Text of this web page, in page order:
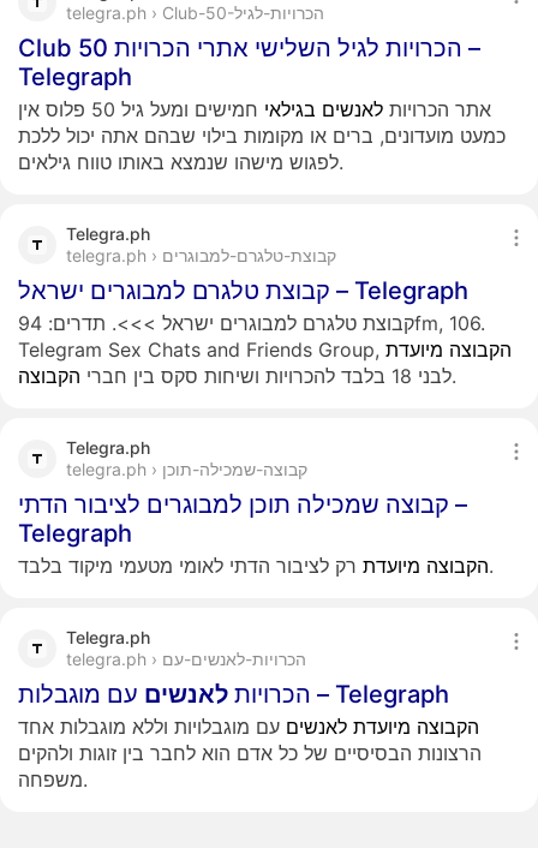
telegra.ph › Club-50-הכרויות-לגיל
Club 50 הכרויות לגיל השלישי אתרי הכרויות –
Telegraph
אתר הכרויות לאנשים בגילאי
חמישים ומעל גיל 50 פלוס אין
כמעט מועדונים, ברים או מקומות בילוי שבהם אתה יכול ללכת
לפגוש מישהו שנמצא באותו טווח גילאים.
Telegra.ph
telegra.ph › קבוצת-טלגרם-למבוגרים
קבוצת טלגרם למבוגרים ישראל – Telegraph
קבוצת טלגרם למבוגרים ישראל >>>. תדרים: 94fm, 106.
Telegram Sex Chats and Friends Group,
הקבוצה מיועדת
לבני 18 בלבד להכרויות ושיחות סקס בין חברי
הקבוצה .
Telegra.ph
telegra.ph › קבוצה-שמכילה-תוכן
קבוצה שמכילה תוכן למבוגרים לציבור הדתי –
Telegraph
הקבוצה מיועדת רק לציבור הדתי לאומי מטעמי מיקוד בלבד.
Telegra.ph
telegra.ph › הכרויות-לאנשים-עם
הכרויות לאנשים עם מוגבלות – Telegraph
הקבוצה מיועדת לאנשים עם מוגבלויות וללא מוגבלות אחד
הרצונות הבסיסיים של כל אדם הוא לחבר בין זוגות ולהקים
משפחה.